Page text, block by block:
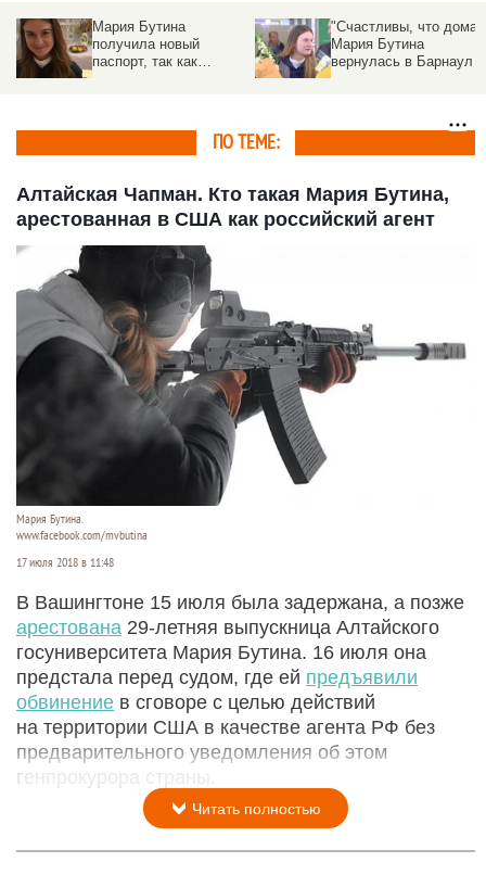
Мария Бутина
получила новый
паспорт, так как
"Счастливы, что дома".
Мария Бутина
вернулась в Барнаул
ПО ТЕМЕ:
Алтайская Чапман. Кто такая Мария Бутина,
арестованная в США как российский агент
Мария Бутина.
www.facebook.com/mvbutina
17 июля 2018 в 11:48
В Вашингтоне 15 июля была задержана, а позже
арестована 29-летняя выпускница Алтайского
госуниверситета Мария Бутина. 16 июля она
предстала перед судом, где ей предъявили
обвинение в сговоре с целью действий
на территории США в качестве агента РФ без
предварительного уведомления об этом
генпрокурора страны.
Читать полностью